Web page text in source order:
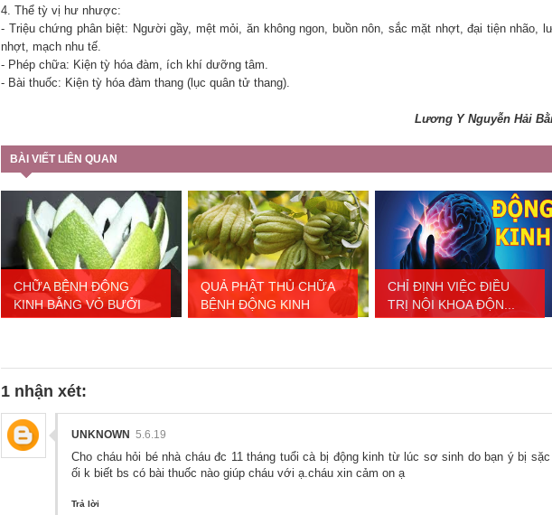
4. Thể tỳ vị hư nhược:
- Triệu chứng phân biệt: Người gầy, mệt mỏi, ăn không ngon, buồn nôn, sắc mặt nhợt, đại tiện nhão,
nhợt, mạch nhu tế.
- Phép chữa: Kiện tỳ hóa đàm, ích khí dưỡng tâm.
- Bài thuốc: Kiện tỳ hóa đàm thang (lục quân tử thang).
Lương Y Nguyễn Hải
BÀI VIẾT LIÊN QUAN
CHỮA BỆNH ĐỘNG
KINH BẰNG VỎ BƯỞI
QUẢ PHẬT THỦ CHỮA
BỆNH ĐỘNG KINH
CHỈ ĐỊNH VIỆC ĐIỀU
TRỊ NỘI KHOA ĐỘN...
1 nhận xét:
UNKNOWN 5.6.19
Cho cháu hỏi bé nhà cháu đc 11 tháng tuổi cà bị động kinh từ lúc sơ sinh do bạn ý bị sặc
ối k biết bs có bài thuốc nào giúp cháu với ạ.cháu xin cảm on ạ
Trả lời